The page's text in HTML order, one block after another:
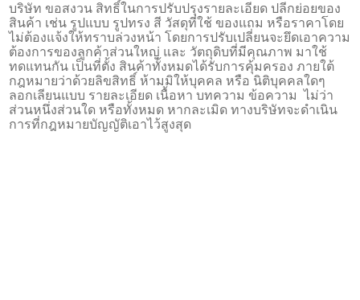
บริษัท ขอสงวน สิทธิ์ในการปรับปรุงรายละเอียด ปลีกย่อยของ
สินค้า เช่น รูปแบบ รูปทรง สี วัสดุที่ใช้ ของแถม หรือราคาโดย
ไม่ต้องแจ้งให้ทราบล่วงหน้า โดยการปรับเปลี่ยนจะยึดเอาความ
ต้องการของลูกค้าส่วนใหญ่ และ วัตถุดิบที่มีคุณภาพ มาใช้
ทดแทนกัน เป็นที่ตั้ง สินค้าทั้งหมดได้รับการคุ้มครอง ภายใต้
กฎหมายว่าด้วยลิขสิทธิ์ ห้ามมิให้บุคคล หรือ นิติบุคคลใดๆ
ลอกเลียนแบบ รายละเอียด เนื้อหา บทความ ข้อความ ไม่ว่า
ส่วนหนึ่งส่วนใด หรือทั้งหมด หากละเมิด ทางบริษัทจะดำเนิน
การที่กฎหมายบัญญัติเอาไว้สูงสุด